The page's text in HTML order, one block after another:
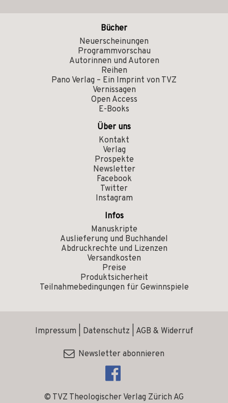
Bücher
Neuerscheinungen
Programmvorschau
Autorinnen und Autoren
Reihen
Pano Verlag – Ein Imprint von TVZ
Vernissagen
Open Access
E-Books
Über uns
Kontakt
Verlag
Prospekte
Newsletter
Facebook
Twitter
Instagram
Infos
Manuskripte
Auslieferung und Buchhandel
Abdruckrechte und Lizenzen
Versandkosten
Preise
Produktsicherheit
Teilnahmebedingungen für Gewinnspiele
© TVZ Theologischer Verlag Zürich AG
Impressum Datenschutz AGB & Widerruf
Newsletter abonnieren